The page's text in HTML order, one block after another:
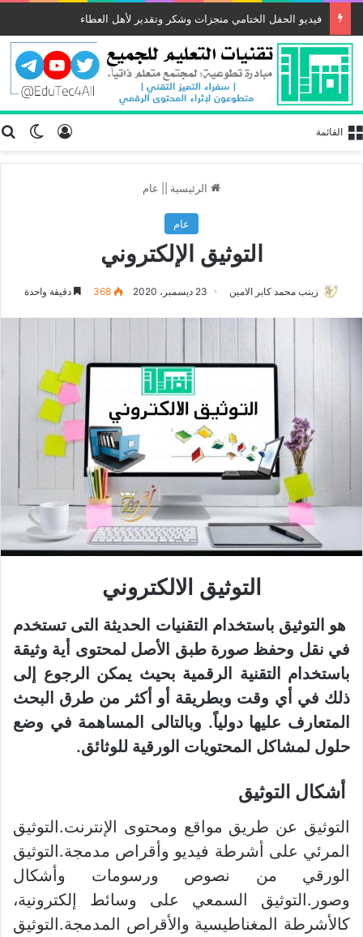
فيديو الحفل الختامي منجزات وشكر وتقدير لأهل العطاء
تسجيل القائمة
الرئيسية عام
عام
التوثيق الإلكتروني
زينب محمد كابر الامين 23 ديسمبر، 2020 368 دقيقة واحدة
التوثيق الالكتروني
هو التوثيق باستخدام التقنيات الحديثة التى تستخدم
في نقل وحفظ صورة طبق الأصل لمحتوى أية وثيقة
باستخدام التقنية الرقمية بحيث يمكن الرجوع إلى
ذلك في أي وقت وبطريقة أو أكثر من طرق البحث
المتعارف عليها دولياً. وبالتالى المساهمة في وضع
حلول لمشاكل المحتويات الورقية للوثائق.
أشكال التوثيق
التوثيق عن طريق مواقع ومحتوى الإنترنت.التوثيق
المرئي على أشرطة فيديو وأقراص مدمجة.التوثيق
الورقي من نصوص ورسومات وأشكال
وصور.التوثيق السمعي على وسائط إلكترونية،
كالأشرطة المغناطيسية والأقراص المدمجة.التوثيق